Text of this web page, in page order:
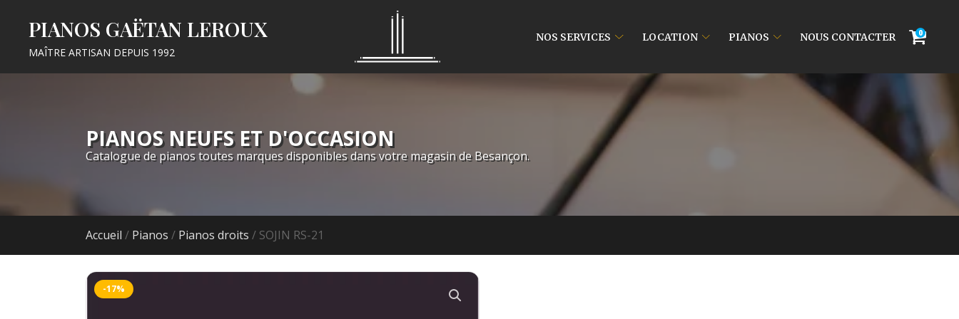
PIANOS GAËTAN LEROUX
MAÎTRE ARTISAN DEPUIS 1992
NOS SERVICES LOCATION PIANOS NOUS CONTACTER 0
PIANOS NEUFS ET D'OCCASION
Catalogue de pianos toutes marques disponibles dans votre magasin de Besançon.
Accueil / Pianos / Pianos droits / SOJIN RS-21
-17%